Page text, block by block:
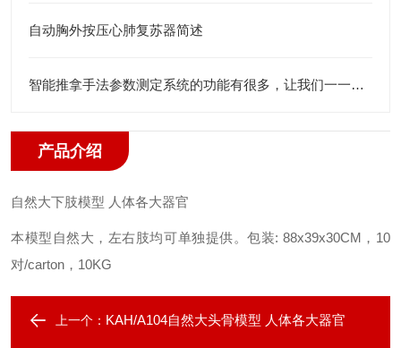
自动胸外按压心肺复苏器简述
智能推拿手法参数测定系统的功能有很多，让我们一一了解下吧
产品介绍
自然大下肢模型 人体各大器官
本模型自然大，左右肢均可单独提供。包装: 88x39x30CM，10
对/carton，10KG
上一个： KAH/A104自然大头骨模型 人体各大器官